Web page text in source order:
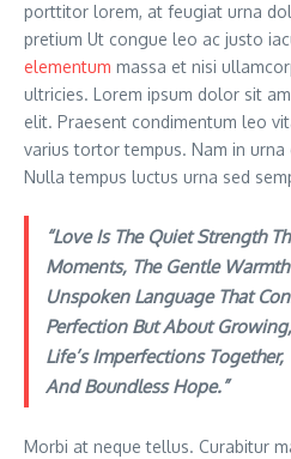
porttitor lorem, at feugiat urna
pretium Ut congue leo ac justo
elementum massa et nisi
ultricies. Lorem ipsum dolor sit
elit. Praesent condimentum leo
varius tortor tempus. Nam in
Nulla tempus luctus urna sed
“Love Is The Quiet Strength
Moments, The Gentle
Unspoken Language That
Perfection But About
Life’s Imperfections
And Boundless Hope.”
Morbi at neque tellus. Curabitur